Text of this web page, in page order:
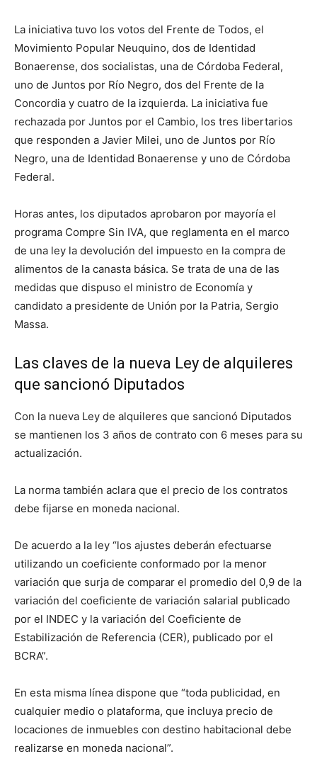
La iniciativa tuvo los votos del Frente de Todos, el
Movimiento Popular Neuquino, dos de Identidad
Bonaerense, dos socialistas, una de Córdoba Federal,
uno de Juntos por Río Negro, dos del Frente de la
Concordia y cuatro de la izquierda. La iniciativa fue
rechazada por Juntos por el Cambio, los tres libertarios
que responden a Javier Milei, uno de Juntos por Río
Negro, una de Identidad Bonaerense y uno de Córdoba
Federal.
Horas antes, los diputados aprobaron por mayoría el
programa Compre Sin IVA, que reglamenta en el marco
de una ley la devolución del impuesto en la compra de
alimentos de la canasta básica. Se trata de una de las
medidas que dispuso el ministro de Economía y
candidato a presidente de Unión por la Patria, Sergio
Massa.
Las claves de la nueva Ley de alquileres
que sancionó Diputados
Con la nueva Ley de alquileres que sancionó Diputados
se mantienen los 3 años de contrato con 6 meses para su
actualización.
La norma también aclara que el precio de los contratos
debe fijarse en moneda nacional.
De acuerdo a la ley “los ajustes deberán efectuarse
utilizando un coeficiente conformado por la menor
variación que surja de comparar el promedio del 0,9 de la
variación del coeficiente de variación salarial publicado
por el INDEC y la variación del Coeficiente de
Estabilización de Referencia (CER), publicado por el
BCRA”.
En esta misma línea dispone que “toda publicidad, en
cualquier medio o plataforma, que incluya precio de
locaciones de inmuebles con destino habitacional debe
realizarse en moneda nacional”.